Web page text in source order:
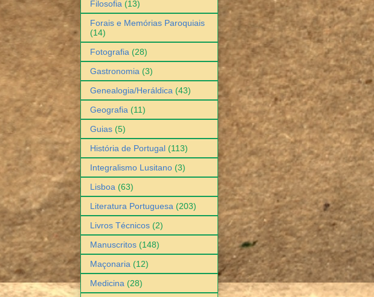
Filosofia (13)
Forais e Memórias Paroquiais
(14)
Fotografia (28)
Gastronomia (3)
Genealogia/Heráldica (43)
Geografia (11)
Guias (5)
História de Portugal (113)
Integralismo Lusitano (3)
Lisboa (63)
Literatura Portuguesa (203)
Livros Técnicos (2)
Manuscritos (148)
Maçonaria (12)
Medicina (28)